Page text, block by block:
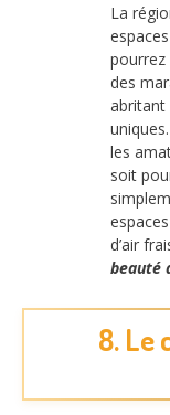
La
pourrez
des
abritant
les
soit
d’air
beauté
8. Le